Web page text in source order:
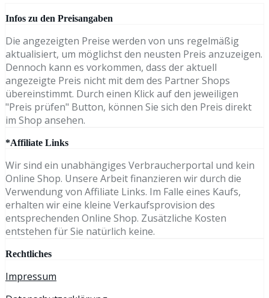
Infos zu den Preisangaben
Die angezeigten Preise werden von uns regelmäßig
aktualisiert, um möglichst den neusten Preis anzuzeigen.
Dennoch kann es vorkommen, dass der aktuell
angezeigte Preis nicht mit dem des Partner Shops
übereinstimmt. Durch einen Klick auf den jeweiligen
"Preis prüfen" Button, können Sie sich den Preis direkt
im Shop ansehen.
*Affiliate Links
Wir sind ein unabhängiges Verbraucherportal und kein
Online Shop. Unsere Arbeit finanzieren wir durch die
Verwendung von Affiliate Links. Im Falle eines Kaufs,
erhalten wir eine kleine Verkaufsprovision des
entsprechenden Online Shop. Zusätzliche Kosten
entstehen für Sie natürlich keine.
Rechtliches
Impressum